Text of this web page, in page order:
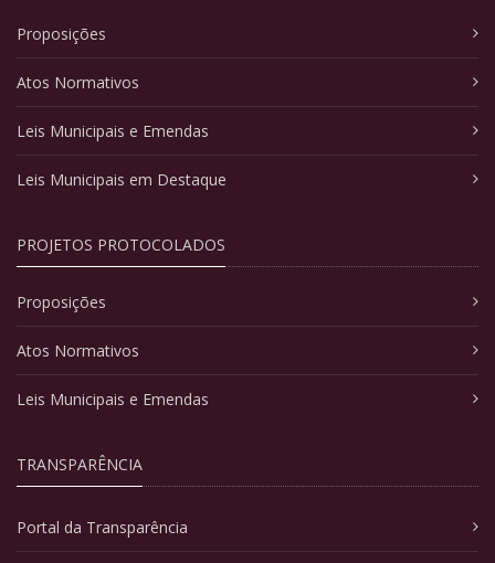
Proposições
Atos Normativos
Leis Municipais e Emendas
Leis Municipais em Destaque
PROJETOS PROTOCOLADOS
Proposições
Atos Normativos
Leis Municipais e Emendas
TRANSPARÊNCIA
Portal da Transparência